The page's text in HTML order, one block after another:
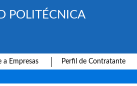
POLITÉCNICA
a Empresas Perfil de Contratante